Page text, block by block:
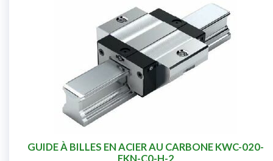
GUIDE À BILLES EN ACIER AU CARBONE KWC-020-